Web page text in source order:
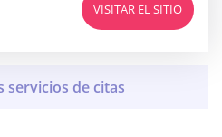
VISITAR EL SITIO